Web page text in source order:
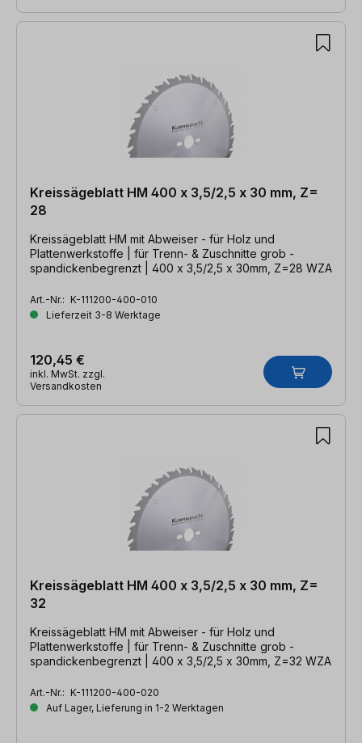
Kreissägeblatt HM 400 x 3,5/2,5 x 30 mm, Z=
28
Kreissägeblatt HM mit Abweiser - für Holz und
Plattenwerkstoffe | für Trenn- & Zuschnitte grob -
spandickenbegrenzt | 400 x 3,5/2,5 x 30mm, Z=28 WZA
Art.-Nr.: K-111200-400-010
Lieferzeit 3-8 Werktage
120,45 €
inkl. MwSt. zzgl.
Versandkosten
Kreissägeblatt HM 400 x 3,5/2,5 x 30 mm, Z=
32
Kreissägeblatt HM mit Abweiser - für Holz und
Plattenwerkstoffe | für Trenn- & Zuschnitte grob -
spandickenbegrenzt | 400 x 3,5/2,5 x 30mm, Z=32 WZA
Art.-Nr.: K-111200-400-020
Auf Lager, Lieferung in 1-2 Werktagen